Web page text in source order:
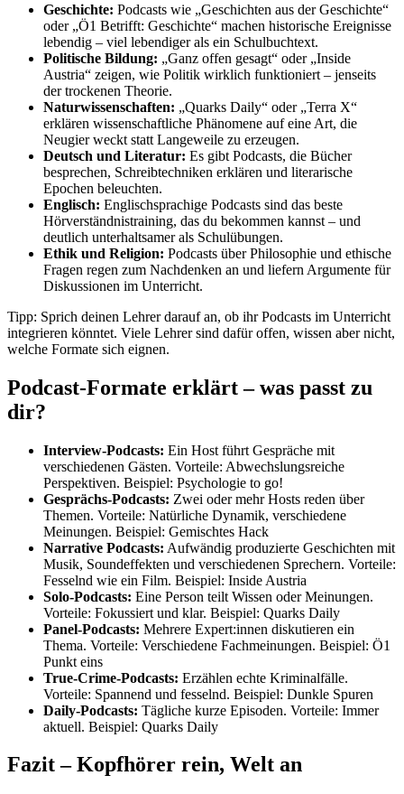
Geschichte: Podcasts wie „Geschichten aus der Geschichte“
oder „Ö1 Betrifft: Geschichte“ machen historische Ereignisse
lebendig – viel lebendiger als ein Schulbuchtext.
Politische Bildung: „Ganz offen gesagt“ oder „Inside
Austria“ zeigen, wie Politik wirklich funktioniert – jenseits
der trockenen Theorie.
Naturwissenschaften: „Quarks Daily“ oder „Terra X“
erklären wissenschaftliche Phänomene auf eine Art, die
Neugier weckt statt Langeweile zu erzeugen.
Deutsch und Literatur: Es gibt Podcasts, die Bücher
besprechen, Schreibtechniken erklären und literarische
Epochen beleuchten.
Englisch: Englischsprachige Podcasts sind das beste
Hörverständnistraining, das du bekommen kannst – und
deutlich unterhaltsamer als Schulübungen.
Ethik und Religion: Podcasts über Philosophie und ethische
Fragen regen zum Nachdenken an und liefern Argumente für
Diskussionen im Unterricht.
Tipp: Sprich deinen Lehrer darauf an, ob ihr Podcasts im Unterricht
integrieren könntet. Viele Lehrer sind dafür offen, wissen aber nicht,
welche Formate sich eignen.
Podcast-Formate erklärt – was passt zu
dir?
Interview-Podcasts: Ein Host führt Gespräche mit
verschiedenen Gästen. Vorteile: Abwechslungsreiche
Perspektiven. Beispiel: Psychologie to go!
Gesprächs-Podcasts: Zwei oder mehr Hosts reden über
Themen. Vorteile: Natürliche Dynamik, verschiedene
Meinungen. Beispiel: Gemischtes Hack
Narrative Podcasts: Aufwändig produzierte Geschichten mit
Musik, Soundeffekten und verschiedenen Sprechern. Vorteile:
Fesselnd wie ein Film. Beispiel: Inside Austria
Solo-Podcasts: Eine Person teilt Wissen oder Meinungen.
Vorteile: Fokussiert und klar. Beispiel: Quarks Daily
Panel-Podcasts: Mehrere Expert:innen diskutieren ein
Thema. Vorteile: Verschiedene Fachmeinungen. Beispiel: Ö1
Punkt eins
True-Crime-Podcasts: Erzählen echte Kriminalfälle.
Vorteile: Spannend und fesselnd. Beispiel: Dunkle Spuren
Daily-Podcasts: Tägliche kurze Episoden. Vorteile: Immer
aktuell. Beispiel: Quarks Daily
Fazit – Kopfhörer rein, Welt an